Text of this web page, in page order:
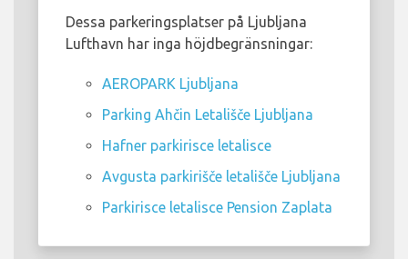
Dessa parkeringsplatser på Ljubljana
Lufthavn har inga höjdbegränsningar:
AEROPARK Ljubljana
Parking Ahčin Letališče Ljubljana
Hafner parkirisce letalisce
Avgusta parkirišče letališče Ljubljana
Parkirisce letalisce Pension Zaplata